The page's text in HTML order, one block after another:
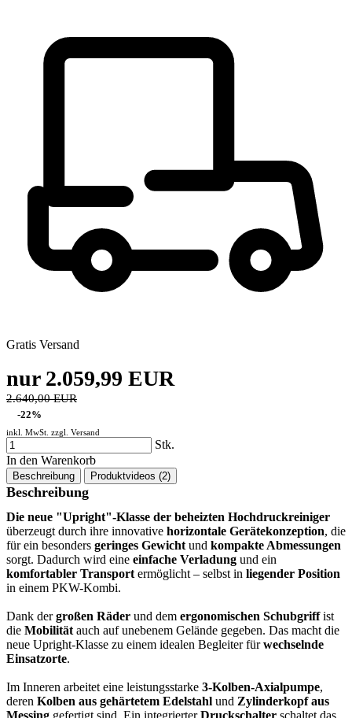
Gratis Versand
nur 2.059,99 EUR
2.640,00 EUR
-22%
inkl. MwSt. zzgl. Versand
Stk.
In den Warenkorb
Beschreibung Produktvideos (2)
Beschreibung
Die neue "Upright"-Klasse der beheizten Hochdruckreiniger
überzeugt durch ihre innovative horizontale Gerätekonzeption, die
für ein besonders geringes Gewicht und kompakte Abmessungen
sorgt. Dadurch wird eine einfache Verladung und ein
komfortabler Transport ermöglicht – selbst in liegender Position
in einem PKW-Kombi.
Dank dergroßen Räder und dem ergonomischen Schubgriffist
die Mobilität auch auf unebenem Gelände gegeben. Das macht die
neue Upright-Klasse zu einem idealen Begleiter fürwechselnde
Einsatzorte.
Im Inneren arbeitet eine leistungsstarke 3-Kolben-Axialpumpe,
deren Kolben aus gehärtetem Edelstahl und Zylinderkopf aus
Messing gefertigt sind. Ein integrierterDruckschalter schaltet das